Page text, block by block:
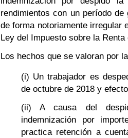
rendimientos con un período
de forma notoriamente irregular
Ley del Impuesto sobre la
Los hechos que se valoran por
(i) Un trabajador es
de octubre de 2018 y
(ii) A causa del
indemnización por
practica retención a